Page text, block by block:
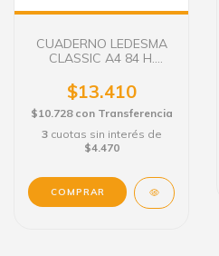
CUADERNO LEDESMA
CLASSIC A4 84 H.
SEMIDURA PASTEL
$13.410
$10.728 con Transferencia
3 cuotas sin interés de
$4.470